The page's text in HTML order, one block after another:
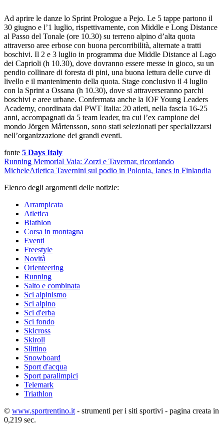
Ad aprire le danze lo Sprint Prologue a Pejo. Le 5 tappe partono il
30 giugno e l’1 luglio, rispettivamente, con Middle e Long Distance
al Passo del Tonale (ore 10.30) su terreno alpino d’alta quota
attraverso aree erbose con buona percorribilità, alternate a tratti
boschivi. Il 2 e 3 luglio in programma due Middle Distance al Lago
dei Caprioli (h 10.30), dove dovranno essere messe in gioco, su un
pendio collinare di foresta di pini, una buona lettura delle curve di
livello e il mantenimento della quota. Stage conclusivo il 4 luglio
con la Sprint a Ossana (h 10.30), dove si attraverseranno parchi
boschivi e aree urbane. Confermata anche la IOF Young Leaders
Academy, coordinata dal PWT Italia: 20 atleti, nella fascia 16-25
anni, accompagnati da 5 team leader, tra cui l’ex campione del
mondo Jörgen Mårtensson, sono stati selezionati per specializzarsi
nell’organizzazione dei grandi eventi.
fonte 5 Days Italy
Running Memorial Vaia: Zorzi e Tavernar, ricordando
MicheleAtletica Tavernini sul podio in Polonia, Ianes in Finlandia
Elenco degli argomenti delle notizie:
Arrampicata
Atletica
Biathlon
Corsa in montagna
Eventi
Freestyle
Novità
Orienteering
Running
Salto e combinata
Sci alpinismo
Sci alpino
Sci d'erba
Sci fondo
Skicross
Skiroll
Slittino
Snowboard
Sport d'acqua
Sport paralimpici
Telemark
Triathlon
© www.sportrentino.it - strumenti per i siti sportivi - pagina creata in
0,219 sec.